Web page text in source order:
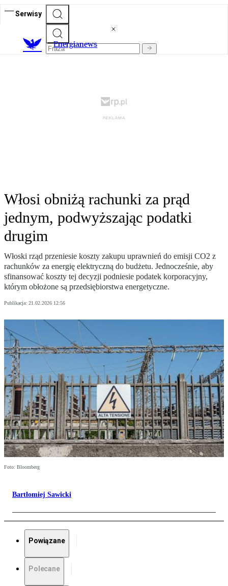
Serwisy
Energianews
Włosi obniżą rachunki za prąd
jednym, podwyższając podatki
drugim
Włoski rząd przeniesie koszty zakupu uprawnień do emisji CO2 z
rachunków za energię elektryczną do budżetu. Jednocześnie, aby
sfinansować koszty tej decyzji podniesie podatek korporacyjny,
którym obłożone są przedsiębiorstwa energetyczne.
Publikacja: 21.02.2026 12:56
Foto: Bloomberg
Bartłomiej Sawicki
Powiązane
Polecane